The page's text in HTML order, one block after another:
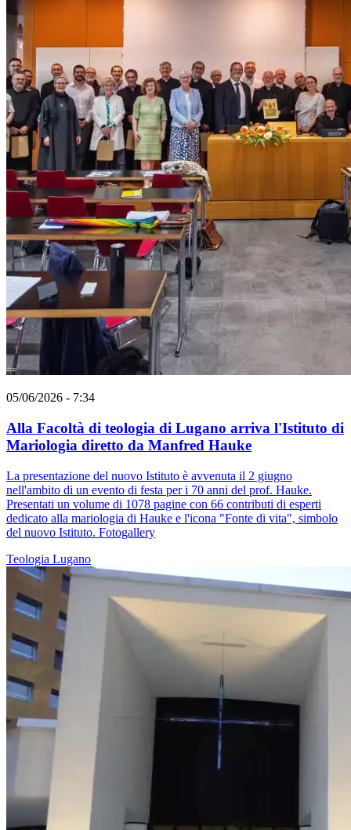
05/06/2026 - 7:34
Alla Facoltà di teologia di Lugano arriva l'Istituto di
Mariologia diretto da Manfred Hauke
La presentazione del nuovo Istituto è avvenuta il 2 giugno
nell'ambito di un evento di festa per i 70 anni del prof. Hauke.
Presentati un volume di 1078 pagine con 66 contributi di esperti
dedicato alla mariologia di Hauke e l'icona "Fonte di vita", simbolo
del nuovo Istituto. Fotogallery
Teologia Lugano